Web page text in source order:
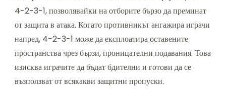
4-2-3-1, позволявайки на отборите бързо да преминат
от защита в атака. Когато противникът ангажира играчи
напред, 4-2-3-1 може да експлоатира оставените
пространства чрез бързи, проницателни подавания. Това
изисква играчите да бъдат бдителни и готови да се
възползват от всякакви защитни пропуски.